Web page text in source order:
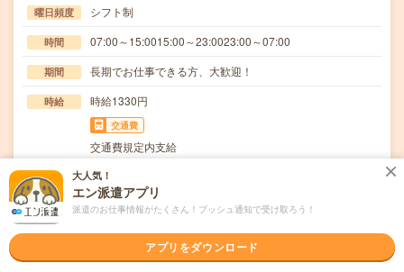
曜日頻度 シフト制
時間 07:00～15:0015:00～23:0023:00～07:00
期間 長期でお仕事できる方、大歓迎！
時給 時給1330円
交通費
交通費規定内支給
仕事内容
家庭紙原紙機械操作(モニター操作管理・原紙品質管理)
【取扱製品情報】家庭紙≪待遇・福利厚生≫・日払い…
応募資格
職種未経験OK / ブランクOK / 英語力不要
◆未経験OK！〇まずは事前登録だけでもOK！履歴書不要
で気軽にオンライン登録★氏名・職種などを入力す…
大人気！
エン派遣アプリ
派遣のお仕事情報がたくさん！プッシュ通知で受け取ろう！
アプリをダウンロード